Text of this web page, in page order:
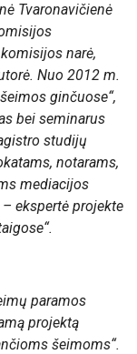
Tvaronavičienė
narė,
Nuo 2012 m.
ginčuose“,
bei seminarus
studijų
notarams,
mediacijos
ekspertė projekte
paramos
projektą
šeimoms“.